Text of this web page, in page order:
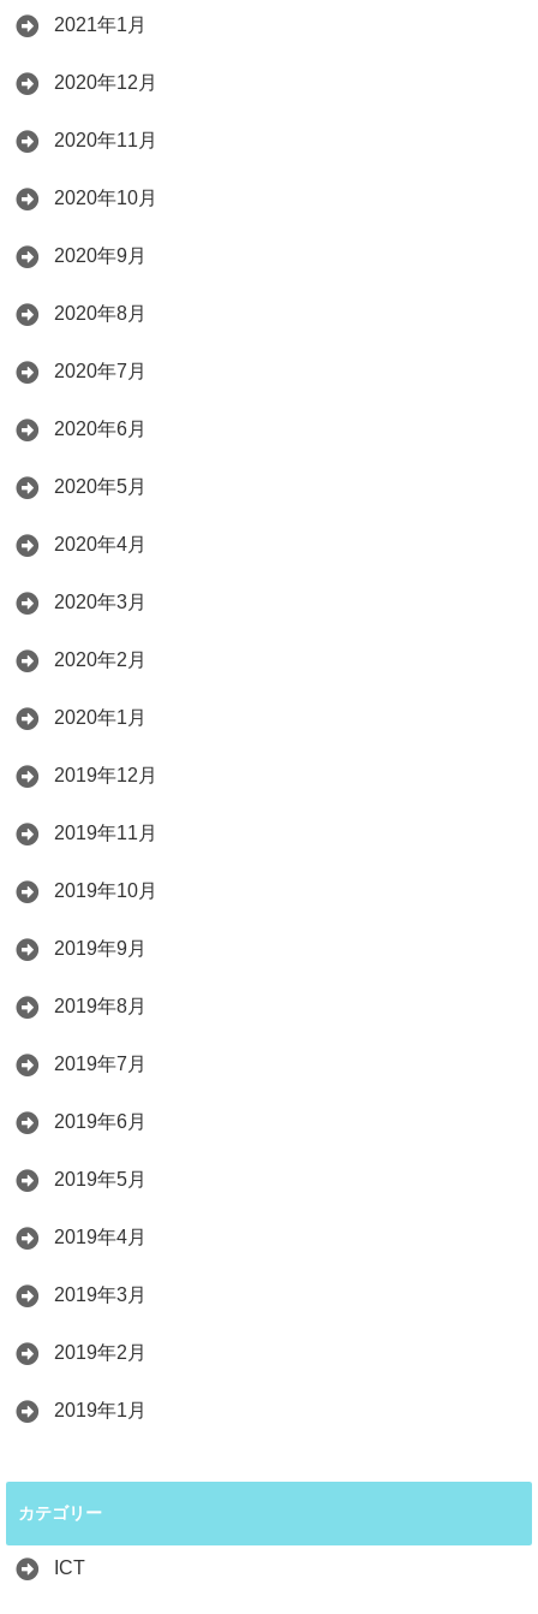
2021年1月
2020年12月
2020年11月
2020年10月
2020年9月
2020年8月
2020年7月
2020年6月
2020年5月
2020年4月
2020年3月
2020年2月
2020年1月
2019年12月
2019年11月
2019年10月
2019年9月
2019年8月
2019年7月
2019年6月
2019年5月
2019年4月
2019年3月
2019年2月
2019年1月
カテゴリー
ICT